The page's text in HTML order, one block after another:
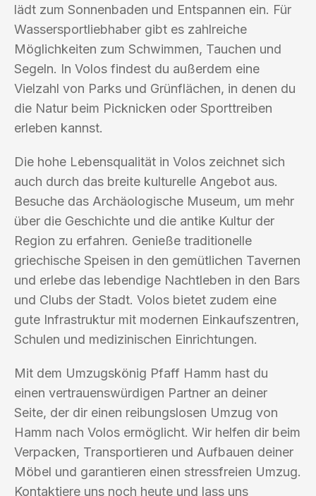
lädt zum Sonnenbaden und Entspannen ein. Für
Wassersportliebhaber gibt es zahlreiche
Möglichkeiten zum Schwimmen, Tauchen und
Segeln. In Volos findest du außerdem eine
Vielzahl von Parks und Grünflächen, in denen du
die Natur beim Picknicken oder Sporttreiben
erleben kannst.
Die hohe Lebensqualität in Volos zeichnet sich
auch durch das breite kulturelle Angebot aus.
Besuche das Archäologische Museum, um mehr
über die Geschichte und die antike Kultur der
Region zu erfahren. Genieße traditionelle
griechische Speisen in den gemütlichen Tavernen
und erlebe das lebendige Nachtleben in den Bars
und Clubs der Stadt. Volos bietet zudem eine
gute Infrastruktur mit modernen Einkaufszentren,
Schulen und medizinischen Einrichtungen.
Mit dem Umzugskönig Pfaff Hamm hast du
einen vertrauenswürdigen Partner an deiner
Seite, der dir einen reibungslosen Umzug von
Hamm nach Volos ermöglicht. Wir helfen dir beim
Verpacken, Transportieren und Aufbauen deiner
Möbel und garantieren einen stressfreien Umzug.
Kontaktiere uns noch heute und lass uns